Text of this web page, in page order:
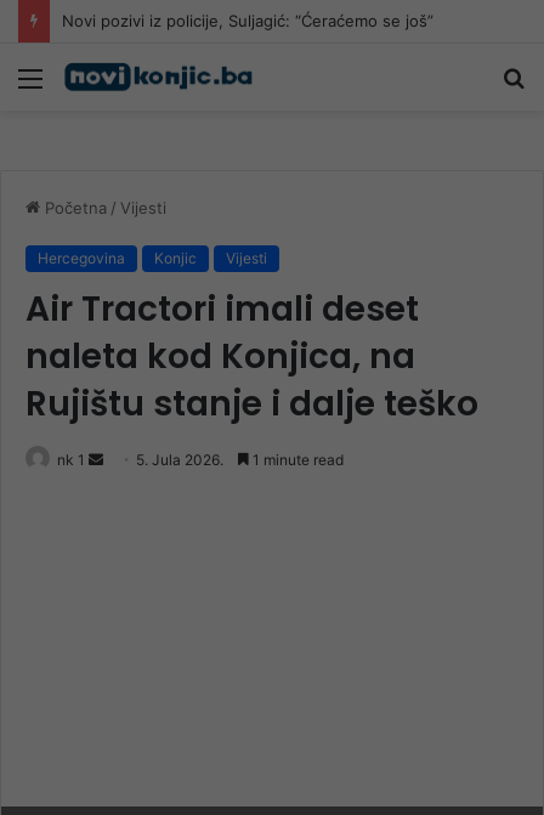
Nova provjera za Igman: U Konjic stiže Al Ahli iz Katara
Meni
Početna / Vijesti
Hercegovina Konjic Vijesti
Air Tractori imali deset
naleta kod Konjica, na
Rujištu stanje i dalje teško
nk 1
Send 5. Jula 2026. 1 minute read